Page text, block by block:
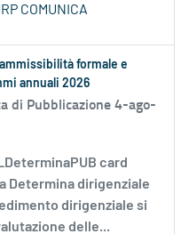
COMUNICA
formale e
annuali 2026
di Pubblicazione 4-ago-
card
Determina dirigenziale
dirigenziale si
delle...